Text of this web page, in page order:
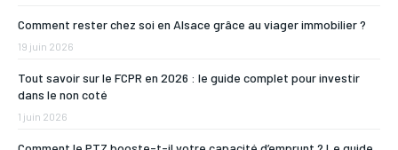
Comment rester chez soi en Alsace grâce au viager immobilier ?
19 juin 2026
Tout savoir sur le FCPR en 2026 : le guide complet pour investir
dans le non coté
1 juin 2026